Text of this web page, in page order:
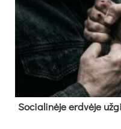
So­cia­li­nė­je erd­vė­je